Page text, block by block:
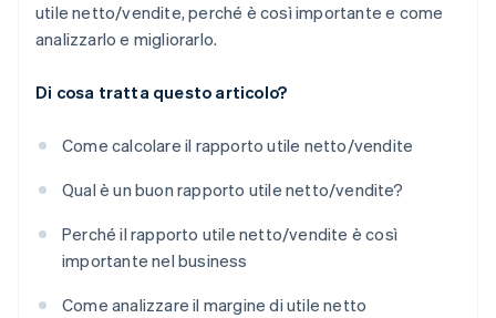
utile netto/vendite, perché è così importante e come
analizzarlo e migliorarlo.
Di cosa tratta questo articolo?
Come calcolare il rapporto utile netto/vendite
Qual è un buon rapporto utile netto/vendite?
Perché il rapporto utile netto/vendite è così
importante nel business
Come analizzare il margine di utile netto